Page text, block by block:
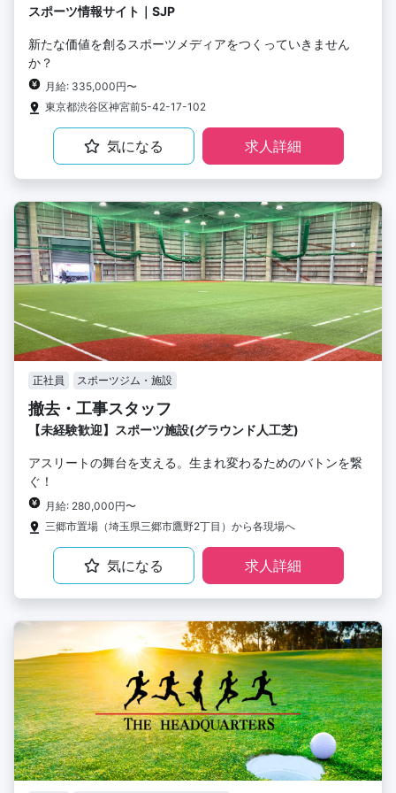
スポーツ情報サイト｜SJP
新たな価値を創るスポーツメディアをつくっていきません
か？
月給: 335,000円〜
東京都渋谷区神宮前5-42-17-102
気になる 求人詳細
正社員 スポーツジム・施設
撤去・工事スタッフ
【未経験歓迎】スポーツ施設(グラウンド人工芝)
アスリートの舞台を支える。生まれ変わるためのバトンを繋
ぐ！
月給: 280,000円〜
三郷市置場（埼玉県三郷市鷹野2丁目）から各現場へ
気になる 求人詳細